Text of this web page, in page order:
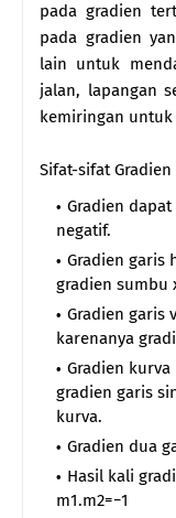
pada gradien
pada gradien
lain untuk
jalan, lapangan
kemiringan
Sifat-sifat Gradien
Gradien
negatif.
Gradien garis
gradien sumbu
Gradien garis
karenanya
Gradien
gradien garis
kurva.
Gradien dua
Hasil kali
m1.m2=−1